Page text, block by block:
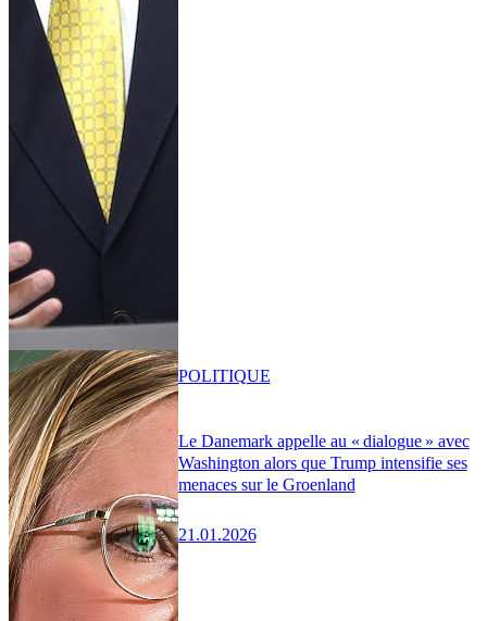
Le Danemark appelle au « dialogue » avec
Washington alors que Trump intensifie ses
menaces sur le Groenland
21.01.2026
POLITIQUE